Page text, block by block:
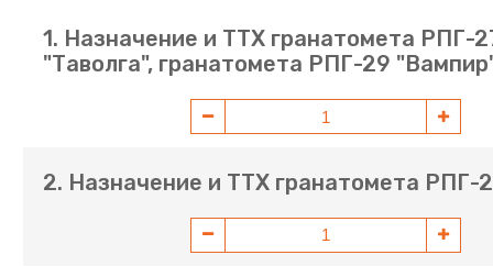
1. Назначение и ТТХ гранатомета РПГ-
"Таволга", гранатомета РПГ-29
2. Назначение и ТТХ гранатомета РПГ-